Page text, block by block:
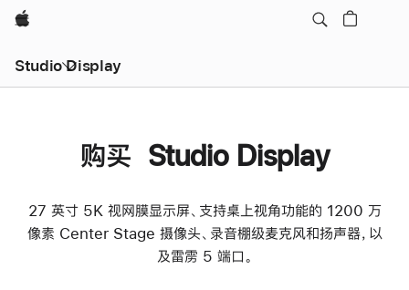
Apple
Studio Display
购买 Studio Display
27 英寸 5K 视网膜显示屏、支持桌上视角功能的 1200 万
像素 Center Stage 摄像头、录音棚级麦克风和扬声器，以
及雷雳 5 端口。